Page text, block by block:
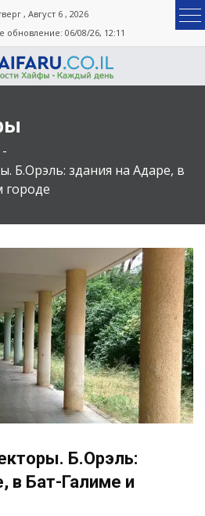
, Август 6 , 2026
обновление: 06/08/26, 12:11
-
Б.Орэль: здания на Адаре, в
городе
Б.Орэль:
в Бат-Галиме и